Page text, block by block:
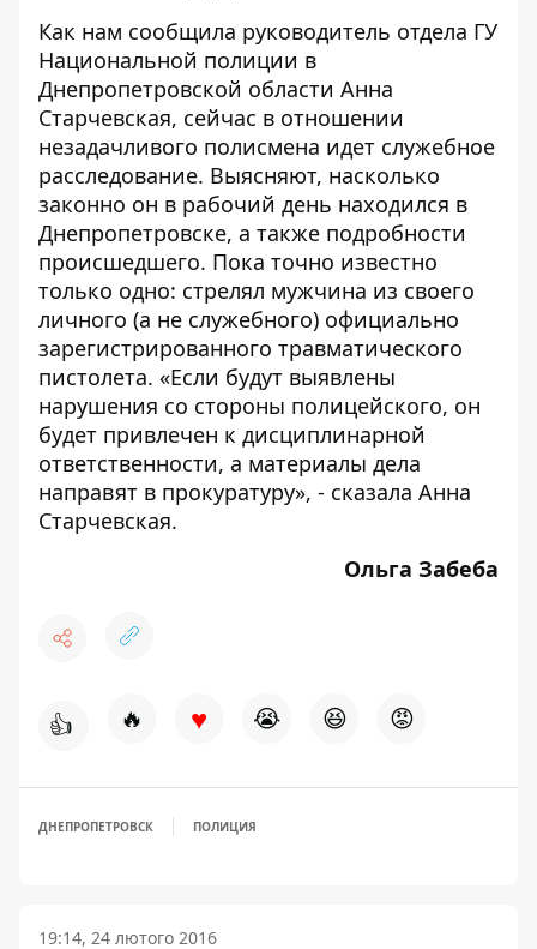
Как нам сообщила руководитель отдела ГУ
Национальной полиции в
Днепропетровской области Анна
Старчевская, сейчас в отношении
незадачливого полисмена идет служебное
расследование. Выясняют, насколько
законно он в рабочий день находился в
Днепропетровске, а также подробности
происшедшего. Пока точно известно
только одно: стрелял мужчина из своего
личного (а не служебного) официально
зарегистрированного травматического
пистолета. «Если будут выявлены
нарушения со стороны полицейского, он
будет привлечен к дисциплинарной
ответственности, а материалы дела
направят в прокуратуру», - сказала Анна
Старчевская.
Ольга Забеба
👍 🔥 ♥ 😭 😆 😡
ДНЕПРОПЕТРОВСК ПОЛИЦИЯ
19:14, 24 лютого 2016